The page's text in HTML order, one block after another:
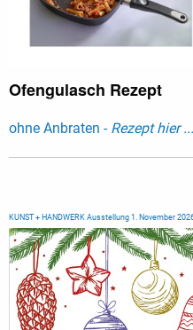
Ofengulasch Rezept
ohne Anbraten - Rezept hier ...
KUNST + HANDWERK Ausstellung 1. November